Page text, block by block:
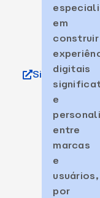
Site
em
construir
digitais
e
entre
marcas
e
usuários,
por